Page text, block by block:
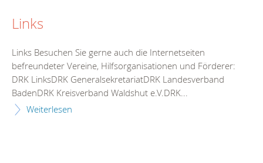
Links
Links Besuchen Sie gerne auch die Internetseiten
befreundeter Vereine, Hilfsorganisationen und Förderer:
DRK LinksDRK GeneralsekretariatDRK Landesverband
BadenDRK Kreisverband Waldshut e.V.DRK...
Weiterlesen